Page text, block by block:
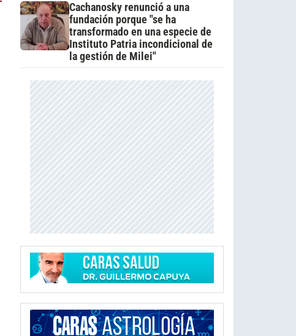
Cachanosky renunció a una
fundación porque "se ha
transformado en una especie de
Instituto Patria incondicional de
la gestión de Milei"